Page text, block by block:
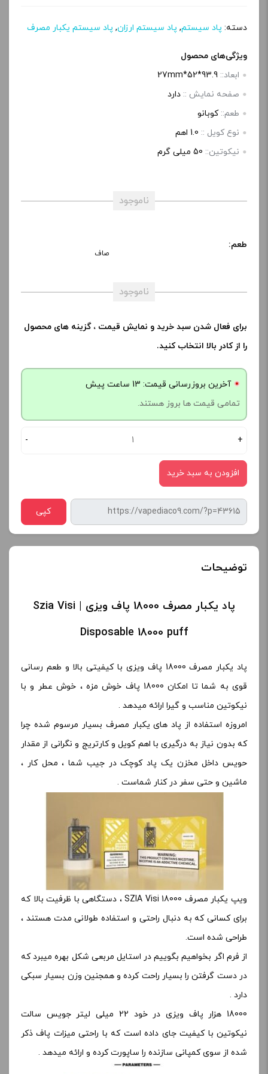
دسته: پاد سیستم, پاد سیستم ارزان, پاد سیستم یکبار مصرف
ویژگی‌های محصول
ابعاد:: 93.9*52*27mm
صفحه‌ نمایش :: دارد
طعم::کوبانو
نوع کویل :: 1.0 اهم
نیکوتین:: 50 میلی گرم
ناموجود
طعم:
صاف
ناموجود
برای فعال شدن سبد خرید و نمایش قیمت ، گزینه های محصول
را از کادر بالا انتخاب کنید.
آخرین بروزرسانی قیمت: 13 ساعت پیش
تمامی قیمت ها بروز هستند.
- +
افزودن به سبد خرید
کپی
توضیحات
پاد یکبار مصرف 18000 پاف ویزی | Szia Visi
Disposable 18000 puff
پاد یکبار مصرف 18000 پاف ویزی با کیفیتی بالا و طعم رسانی
قوی به شما تا امکان 18000 پاف خوش مزه ، خوش عطر و با
نیکوتین مناسب و گیرا ارائه میدهد .
امروزه استفاده از پاد های یکبار مصرف بسیار مرسوم شده چرا
که بدون نیاز به درگیری با اهم کویل و کارتریج و نگرانی از مقدار
حویس داخل مخزن یک پاد کوچک در جیب شما ، محل کار ،
ماشین و حتی سفر در کنار شماست .
ویپ یکبار مصرف SZIA Visi 18000 ، دستگاهی با ظرفیت بالا که
برای کسانی که به دنبال راحتی و استفاده طولانی مدت هستند ،
طراحی شده است.
از فرم اگر بخواهیم بگوییم در استایل مربعی شکل بهره میبرد که
در دست گرفتن را بسیار راحت کرده و همجنین وزن بسیار سبکی
دارد .
18000 هزار پاف ویزی در خود 22 میلی لیتر جویس سالت
نیکوتین با کیفیت جای داده است که با راحتی میزات پاف ذکر
شده از سوی کمپانی سازنده را ساپورت کرده و ارائه میدهد .